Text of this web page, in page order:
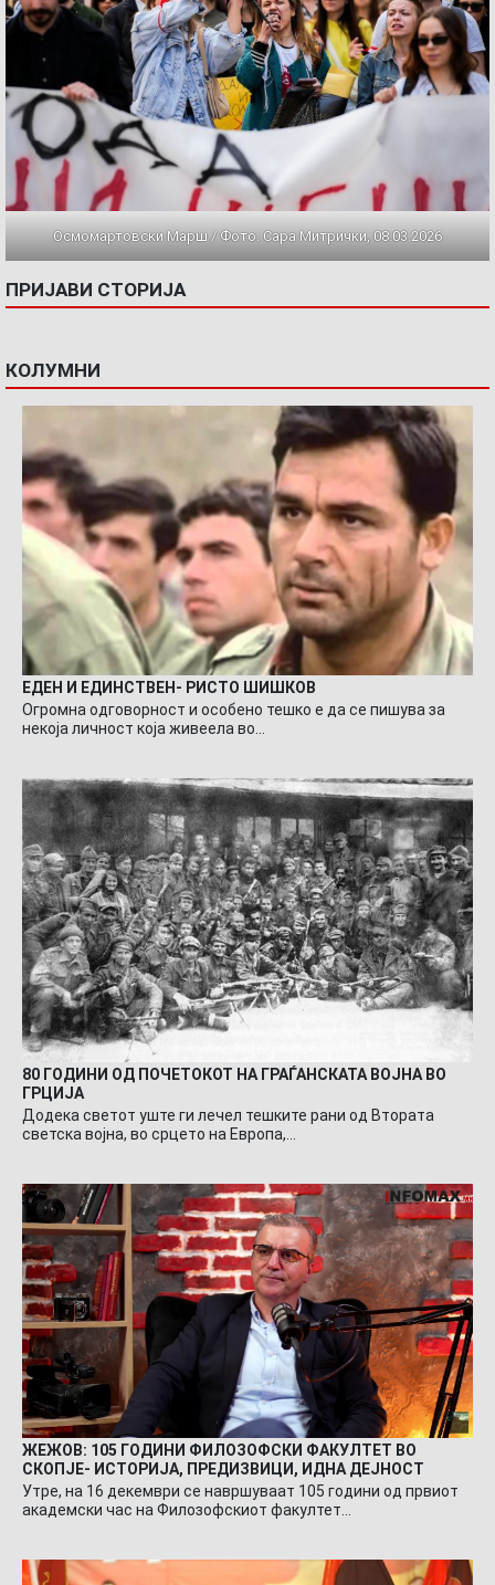
Осмомартовски Марш / Фото: Сара Митрички, 08.03.2026
ПРИЈАВИ СТОРИЈА
КОЛУМНИ
ЕДЕН И ЕДИНСТВЕН- РИСТО ШИШКОВ
Огромна одговорност и особено тешко е да се пишува за
некоја личност која живеела во…
80 ГОДИНИ ОД ПОЧЕТОКОТ НА ГРАЃАНСКАТА ВОЈНА ВО
ГРЦИЈА
Додека светот уште ги лечел тешките рани од Втората
светска војна, во срцето на Европа,…
ЖЕЖОВ: 105 ГОДИНИ ФИЛОЗОФСКИ ФАКУЛТЕТ ВО
СКОПЈЕ- ИСТОРИЈА, ПРЕДИЗВИЦИ, ИДНА ДЕЈНОСТ
Утре, на 16 декември се навршуваат 105 години од првиот
академски час на Филозофскиот факултет…